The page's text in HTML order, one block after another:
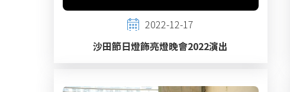
2022-12-17
沙田節日燈飾亮燈晚會2022演出